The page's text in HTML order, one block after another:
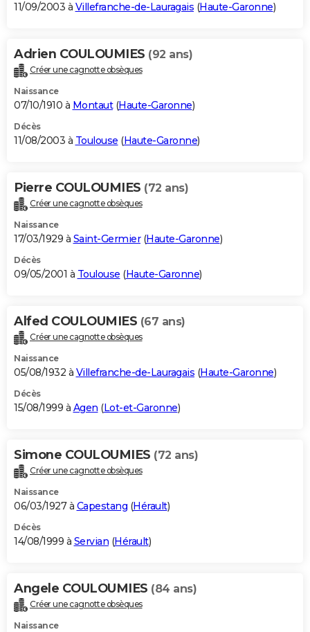
11/09/2003 à Villefranche-de-Lauragais (Haute-Garonne)
Adrien COULOUMIES (92 ans)
Créer une cagnotte obsèques
Naissance
07/10/1910 à Montaut(Haute-Garonne)
Décès
11/08/2003 à Toulouse (Haute-Garonne)
Pierre COULOUMIES (72 ans)
Créer une cagnotte obsèques
Naissance
17/03/1929 à Saint-Germier(Haute-Garonne)
Décès
09/05/2001 à Toulouse (Haute-Garonne)
Alfed COULOUMIES (67 ans)
Créer une cagnotte obsèques
Naissance
05/08/1932 à Villefranche-de-Lauragais (Haute-Garonne)
Décès
15/08/1999 à Agen (Lot-et-Garonne)
Simone COULOUMIES (72 ans)
Créer une cagnotte obsèques
Naissance
06/03/1927 à Capestang (Hérault)
Décès
14/08/1999 à Servian (Hérault)
Angele COULOUMIES (84 ans)
Créer une cagnotte obsèques
Naissance